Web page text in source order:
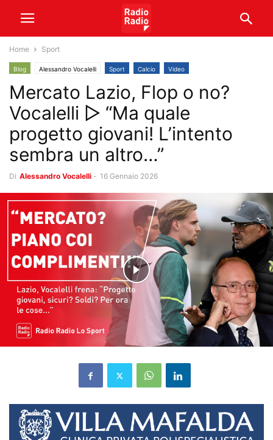
Home Sport
Blog Alessandro Vocalelli Sport Calcio Video
Mercato Lazio, Flop o no?
Vocalelli ▷ “Ma quale
progetto giovani! L’intento
sembra un altro…”
Di Alessandro Vocalelli - 16 Gennaio 2026